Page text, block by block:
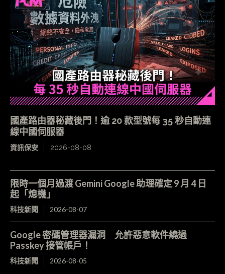
國產路由器秘藏後門！逾 20 款型號每 35 秒自動連
線中國伺服器
資訊保安 2026-08-08
限時一個月過渡 Gemini Google 助理確定 9 月 4 日
起「熄機」
科技新聞 2026-08-07
Google 密碼管理器漏洞 允許惡意軟件繞過
Passkey 接管帳戶！
科技新聞 2026-08-05